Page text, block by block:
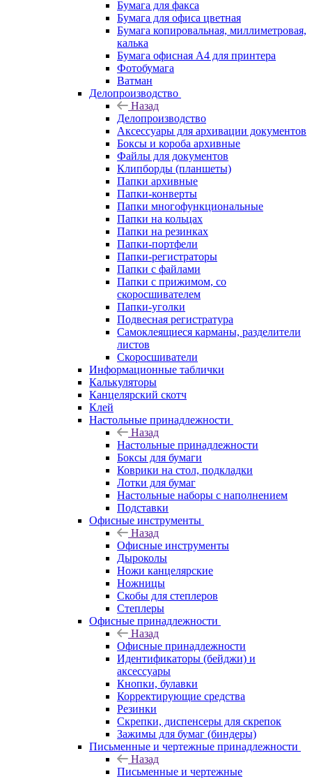
Бумага для факса
Бумага для офиса цветная
Бумага копировальная, миллиметровая,
калька
Бумага офисная А4 для принтера
Фотобумага
Ватман
Делопроизводство
Назад
Делопроизводство
Аксессуары для архивации документов
Боксы и короба архивные
Файлы для документов
Клипборды (планшеты)
Папки архивные
Папки-конверты
Папки многофункциональные
Папки на кольцах
Папки на резинках
Папки-портфели
Папки-регистраторы
Папки с файлами
Папки с прижимом, со
скоросшивателем
Папки-уголки
Подвесная регистратура
Самоклеящиеся карманы, разделители
листов
Скоросшиватели
Информационные таблички
Калькуляторы
Канцелярский скотч
Клей
Настольные принадлежности
Назад
Настольные принадлежности
Боксы для бумаги
Коврики на стол, подкладки
Лотки для бумаг
Настольные наборы с наполнением
Подставки
Офисные инструменты
Назад
Офисные инструменты
Дыроколы
Ножи канцелярские
Ножницы
Скобы для степлеров
Степлеры
Офисные принадлежности
Назад
Офисные принадлежности
Идентификаторы (бейджи) и
аксессуары
Кнопки, булавки
Корректирующие средства
Резинки
Скрепки, диспенсеры для скрепок
Зажимы для бумаг (биндеры)
Письменные и чертежные принадлежности
Назад
Письменные и чертежные